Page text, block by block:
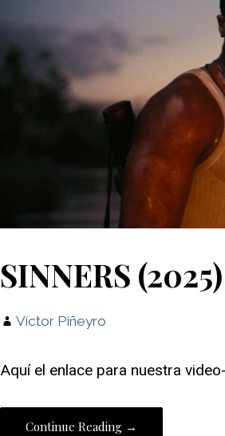
SINNERS
Víctor Piñeyro
Aquí el enlace para nuestra
Continue Reading →